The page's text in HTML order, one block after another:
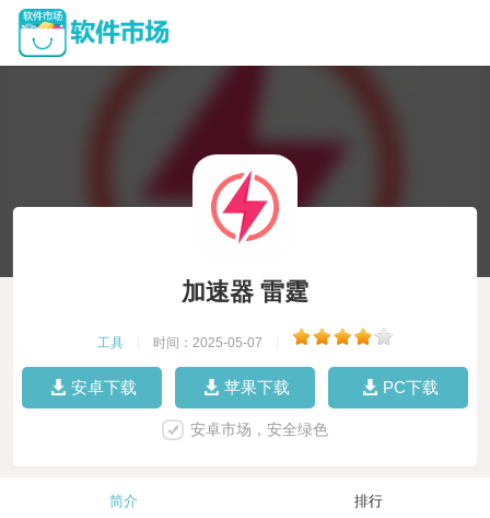
加速器 雷霆
工具 时间：2025-05-07
安卓下载 苹果下载 PC下载
安卓市场，安全绿色
简介 排行